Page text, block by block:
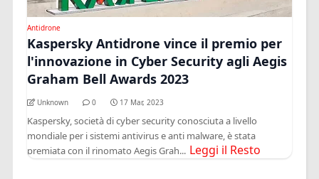
Antidrone
Kaspersky Antidrone vince il premio per
l'innovazione in Cyber Security agli Aegis
Graham Bell Awards 2023
Unknown 0 17 Mar, 2023
Kaspersky, società di cyber security conosciuta a livello
mondiale per i sistemi antivirus e anti malware, è stata
premiata con il rinomato Aegis Grah... Leggi il Resto